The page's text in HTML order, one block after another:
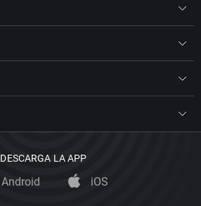
DESCARGA LA APP
Android iOS